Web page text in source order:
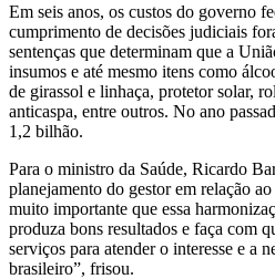
Em seis anos, os custos do governo
cumprimento de decisões judiciais
sentenças que determinam que a
insumos e até mesmo itens como
de girassol e linhaça, protetor solar,
anticaspa, entre outros. No ano
1,2 bilhão.
Para o ministro da Saúde, Ricardo
planejamento do gestor em relação
muito importante que essa
produza bons resultados e faça com
serviços para atender o interesse e a
brasileiro”, frisou.